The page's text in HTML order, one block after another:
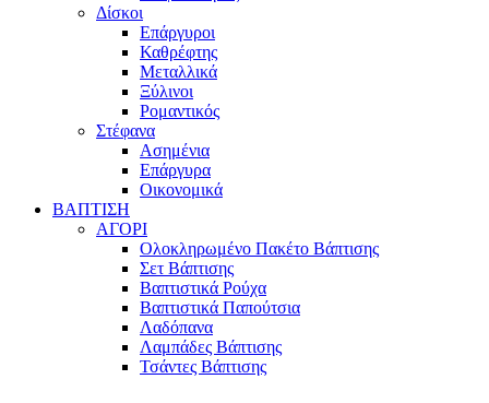
Δίσκοι
Επάργυροι
Καθρέφτης
Μεταλλικά
Ξύλινοι
Ρομαντικός
Στέφανα
Ασημένια
Επάργυρα
Οικονομικά
ΒΑΠΤΙΣΗ
ΑΓΟΡΙ
Ολοκληρωμένο Πακέτο Βάπτισης
Σετ Βάπτισης
Βαπτιστικά Ρούχα
Βαπτιστικά Παπούτσια
Λαδόπανα
Λαμπάδες Βάπτισης
Τσάντες Βάπτισης